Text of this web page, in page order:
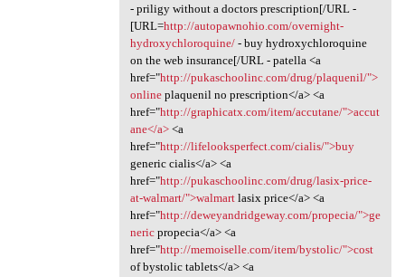
- priligy without a doctors prescription[/URL -
[URL=http://autopawnohio.com/overnight-
hydroxychloroquine/- buy hydroxychloroquine
on the web insurance[/URL - patella <a
href="http://pukaschoolinc.com/drug/plaquenil/">
onlineplaquenil no prescription</a> <a
href="http://graphicatx.com/item/accutane/">accut
ane</a><a
href="http://lifelooksperfect.com/cialis/">buy
generic cialis</a> <a
href="http://pukaschoolinc.com/drug/lasix-price-
at-walmart/">walmartlasix price</a> <a
href="http://deweyandridgeway.com/propecia/">ge
nericpropecia</a> <a
href="http://memoiselle.com/item/bystolic/">cost
of bystolic tablets</a> <a